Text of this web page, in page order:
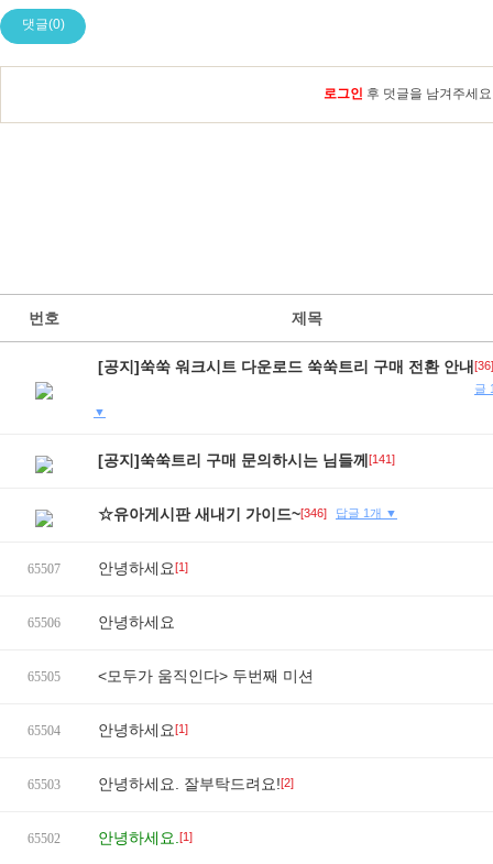
댓글(0)
로그인 후 덧글을 남겨주세요
번호 제목
[공지]쑥쑥 워크시트 다운로드 쑥쑥트리 구매 전환 안내 [36]
글
▼
[공지]쑥쑥트리 구매 문의하시는 님들께 [141]
☆유아게시판 새내기 가이드~[346] 답글 1개 ▼
65507 안녕하세요[1]
65506 안녕하세요
65505 <모두가 움직인다> 두번째 미션
65504 안녕하세요[1]
65503 안녕하세요. 잘부탁드려요![2]
65502 안녕하세요. [1]